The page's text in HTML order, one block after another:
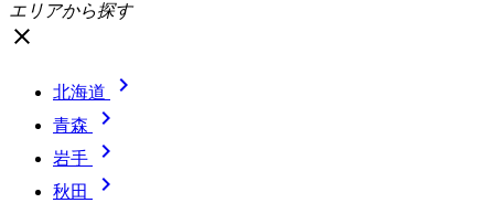
エリアから探す
close
北海道 
青森 
岩手 
秋田 